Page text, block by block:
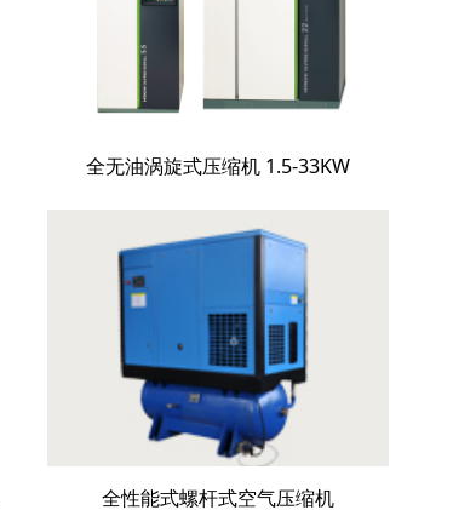
全无油涡旋式压缩机 1.5-33KW
全性能式螺杆式空气压缩机